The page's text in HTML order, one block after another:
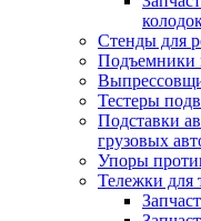
Стенды для
Подъемники
Тестеры
Подставки
грузовых
Упоры
Тележки для